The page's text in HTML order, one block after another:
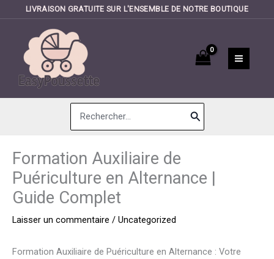
LIVRAISON GRATUITE SUR L'ENSEMBLE DE NOTRE BOUTIQUE
contenu
Search
for:
Formation Auxiliaire de
Puériculture en Alternance |
Guide Complet
Laisser un commentaire / Uncategorized
Formation Auxiliaire de Puériculture en Alternance : Votre